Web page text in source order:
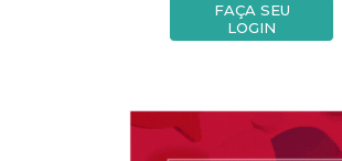
FAÇA SEU
LOGIN